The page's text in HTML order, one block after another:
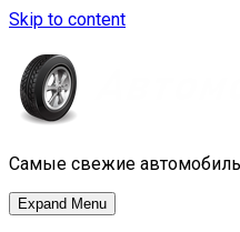
Skip to content
Самые свежие
Expand Menu